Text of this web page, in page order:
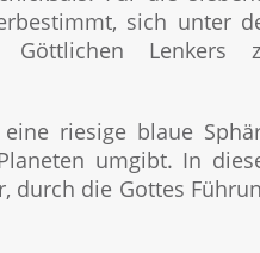
sich unter
Lenkers
riesige blaue
umgibt. In
durch die Gottes